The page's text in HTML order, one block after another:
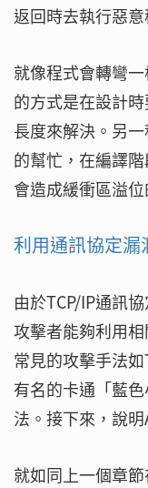
返回時去執行惡意
就像程式會轉彎
的方式是在設計
長度來解決。另
的幫忙，在編譯
會造成緩衝區溢位
利用通訊協定漏
由於TCP/IP通訊
攻擊者能夠利用
常見的攻擊手法
有名的卡通「藍
法。接下來，說
就如同上一個章